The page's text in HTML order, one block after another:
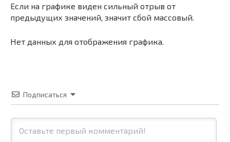
Если на графике виден сильный отрыв от
предыдущих значений, значит сбой массовый.
Нет данных для отображения графика.
Подписаться